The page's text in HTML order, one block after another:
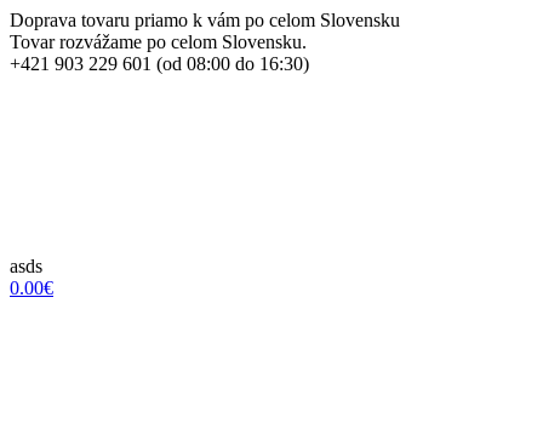
Doprava tovaru priamo k vám po celom Slovensku
Tovar rozvážame po celom Slovensku.
+421 903 229 601 (od 08:00 do 16:30)
asds
0.00€